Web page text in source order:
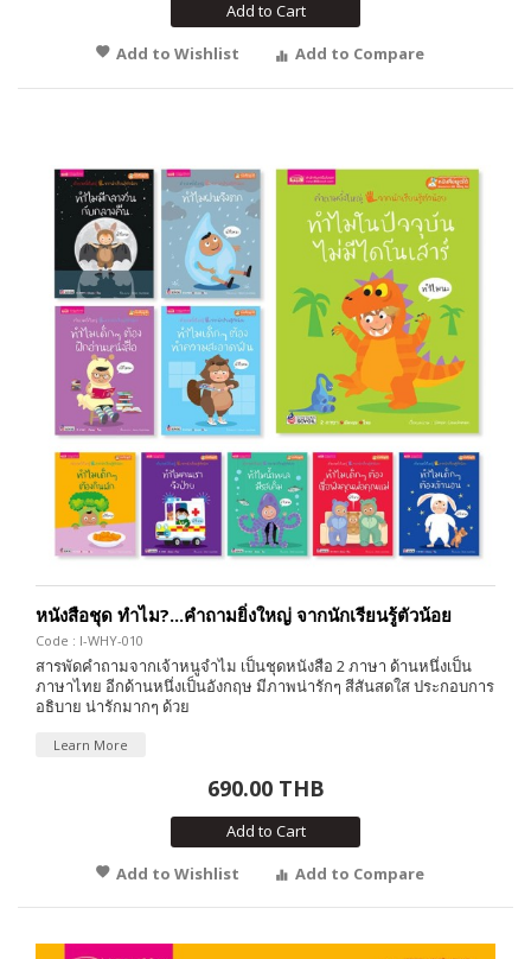
Add to Cart
Add to Wishlist
Add to Compare
หนังสือชุด ทำไม?...คำถามยิ่งใหญ่ จากนักเรียนรู้ตัวน้อย
Code : I-WHY-010
สารพัดคำถามจากเจ้าหนูจำไม เป็นชุดหนังสือ 2 ภาษา ด้านหนึ่งเป็น
ภาษาไทย อีกด้านหนึ่งเป็นอังกฤษ มีภาพน่ารักๆ สีสันสดใส ประกอบการ
อธิบาย น่ารักมากๆ ด้วย
Learn More
690.00 THB
Add to Cart
Add to Wishlist
Add to Compare